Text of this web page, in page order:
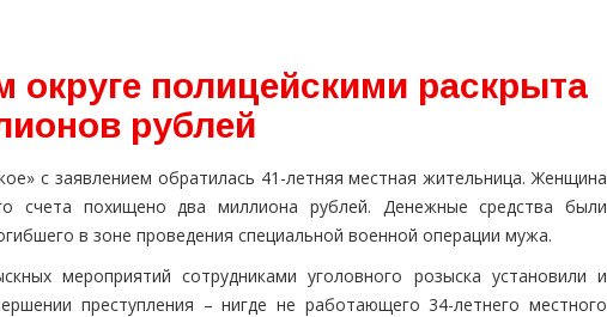
округе полицейскими раскрыта
рублей
с заявлением обратилась 41-летняя местная жительница. Женщина
счета похищено два миллиона рублей. Денежные средства были
в зоне проведения специальной военной операции мужа.
мероприятий сотрудниками уголовного розыска установили и
преступления – нигде не работающего 34-летнего местного